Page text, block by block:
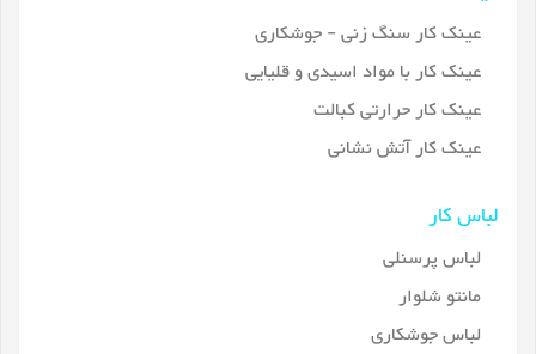
عینک کار سنگ زنی - جوشکاری
عینک کار با مواد اسیدی و قلیایی
عینک کار حرارتی کبالت
عینک کار آتش نشانی
لباس کار
لباس پرسنلی
مانتو شلوار
لباس جوشکاری